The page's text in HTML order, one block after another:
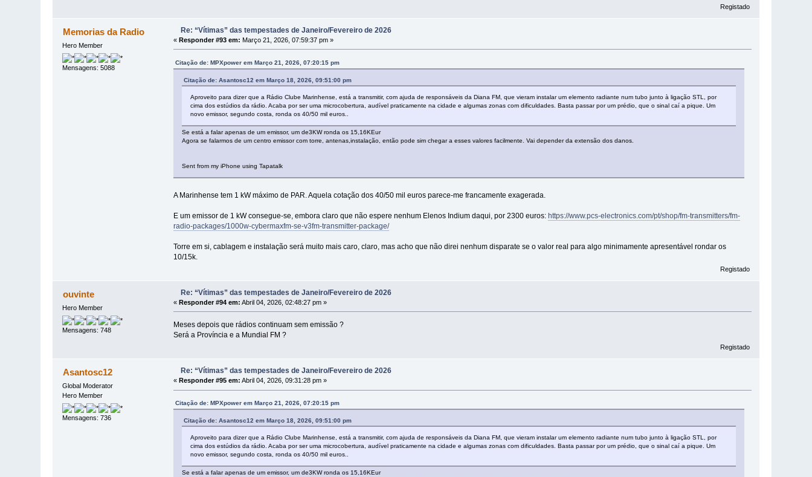
Registado
Memorias da Radio
Hero Member
Mensagens: 5088
Re: “Vítimas” das tempestades de Janeiro/Fevereiro de 2026
« Responder #93 em: Março 21, 2026, 07:59:37 pm »
Citação de: MPXpower em Março 21, 2026, 07:20:15 pm
Citação de: Asantosc12 em Março 18, 2026, 09:51:00 pm
Aproveito para dizer que a Rádio Clube Marinhense, está a transmitir, com ajuda de responsáveis da Diana FM, que vieram instalar um elemento radiante num tubo junto à ligação STL, por
cima dos estúdios da rádio. Acaba por ser uma microcobertura, audível praticamente na cidade e algumas zonas com dificuldades. Basta passar por um prédio, que o sinal caí a pique. Um
novo emissor, segundo costa, ronda os 40/50 mil euros..
Se está a falar apenas de um emissor, um de3KW ronda os 15,16KEur
Agora se falarmos de um centro emissor com torre, antenas,instalação, então pode sim chegar a esses valores facilmente. Vai depender da extensão dos danos.
Sent from my iPhone using Tapatalk
A Marinhense tem 1 kW máximo de PAR. Aquela cotação dos 40/50 mil euros parece-me francamente exagerada.
E um emissor de 1 kW consegue-se, embora claro que não espere nenhum Elenos Indium daqui, por 2300 euros: https://www.pcs-electronics.com/pt/shop/fm-transmitters/fm-
radio-packages/1000w-cybermaxfm-se-v3fm-transmitter-package/
Torre em si, cablagem e instalação será muito mais caro, claro, mas acho que não direi nenhum disparate se o valor real para algo minimamente apresentável rondar os
10/15k.
Registado
ouvinte
Hero Member
Mensagens: 748
Re: “Vítimas” das tempestades de Janeiro/Fevereiro de 2026
« Responder #94 em: Abril 04, 2026, 02:48:27 pm »
Meses depois que rádios continuam sem emissão ?
Será a Província e a Mundial FM ?
Registado
Asantosc12
Global Moderator
Hero Member
Mensagens: 736
Re: “Vítimas” das tempestades de Janeiro/Fevereiro de 2026
« Responder #95 em: Abril 04, 2026, 09:31:28 pm »
Citação de: MPXpower em Março 21, 2026, 07:20:15 pm
Citação de: Asantosc12 em Março 18, 2026, 09:51:00 pm
Aproveito para dizer que a Rádio Clube Marinhense, está a transmitir, com ajuda de responsáveis da Diana FM, que vieram instalar um elemento radiante num tubo junto à ligação STL, por
cima dos estúdios da rádio. Acaba por ser uma microcobertura, audível praticamente na cidade e algumas zonas com dificuldades. Basta passar por um prédio, que o sinal caí a pique. Um
novo emissor, segundo costa, ronda os 40/50 mil euros..
Se está a falar apenas de um emissor, um de3KW ronda os 15,16KEur